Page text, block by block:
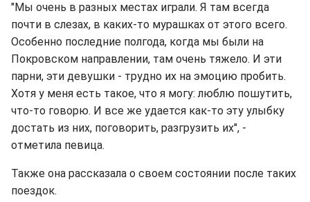
"Мы очень в разных местах играли. Я там всегда
почти в слезах, в каких-то мурашках от этого всего.
Особенно последние полгода, когда мы были на
Покровском направлении, там очень тяжело. И эти
парни, эти девушки - трудно их на эмоцию пробить.
Хотя у меня есть такое, что я могу: люблю пошутить,
что-то говорю. И все же удается как-то эту улыбку
достать из них, поговорить, разгрузить их", -
отметила певица.
Также она рассказала о своем состоянии после таких
поездок.